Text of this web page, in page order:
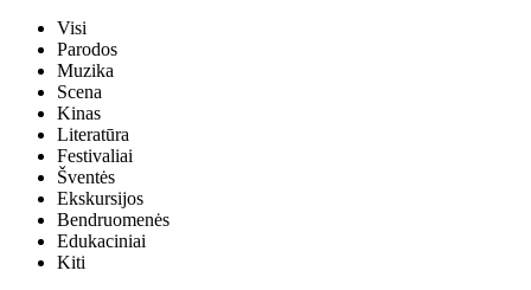
Visi
Parodos
Muzika
Scena
Kinas
Literatūra
Festivaliai
Šventės
Ekskursijos
Bendruomenės
Edukaciniai
Kiti